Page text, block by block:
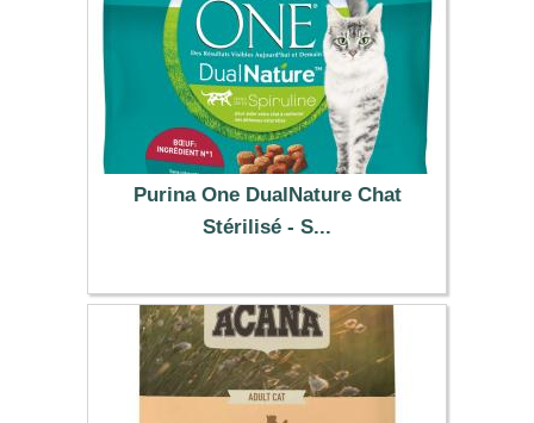
Purina One DualNature Chat
Stérilisé - S...
7.99 €